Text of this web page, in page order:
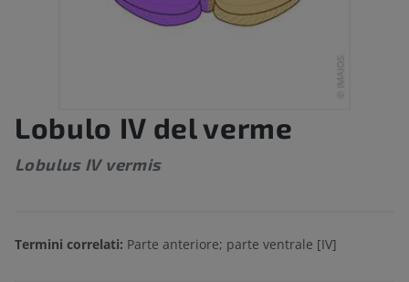
Lobulo IV del verme
Lobulus IV vermis
Termini correlati: Parte anteriore; parte ventrale [IV]